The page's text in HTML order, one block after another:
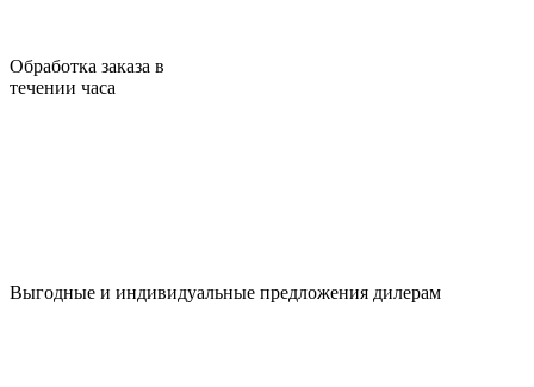
Обработка заказа в
течении часа
Выгодные и индивидуальные предложения дилерам